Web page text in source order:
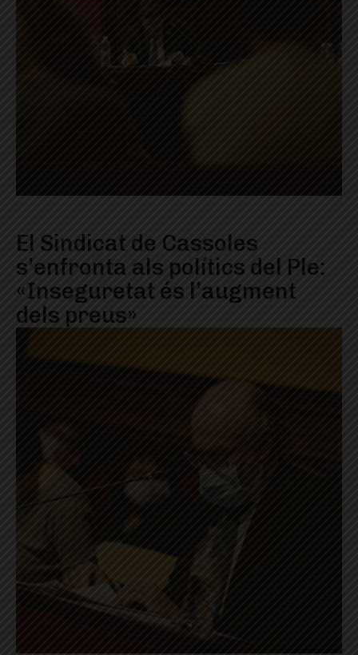
El Sindicat de Cassoles
s’enfronta als polítics del Ple:
«Inseguretat és l’augment
dels preus»